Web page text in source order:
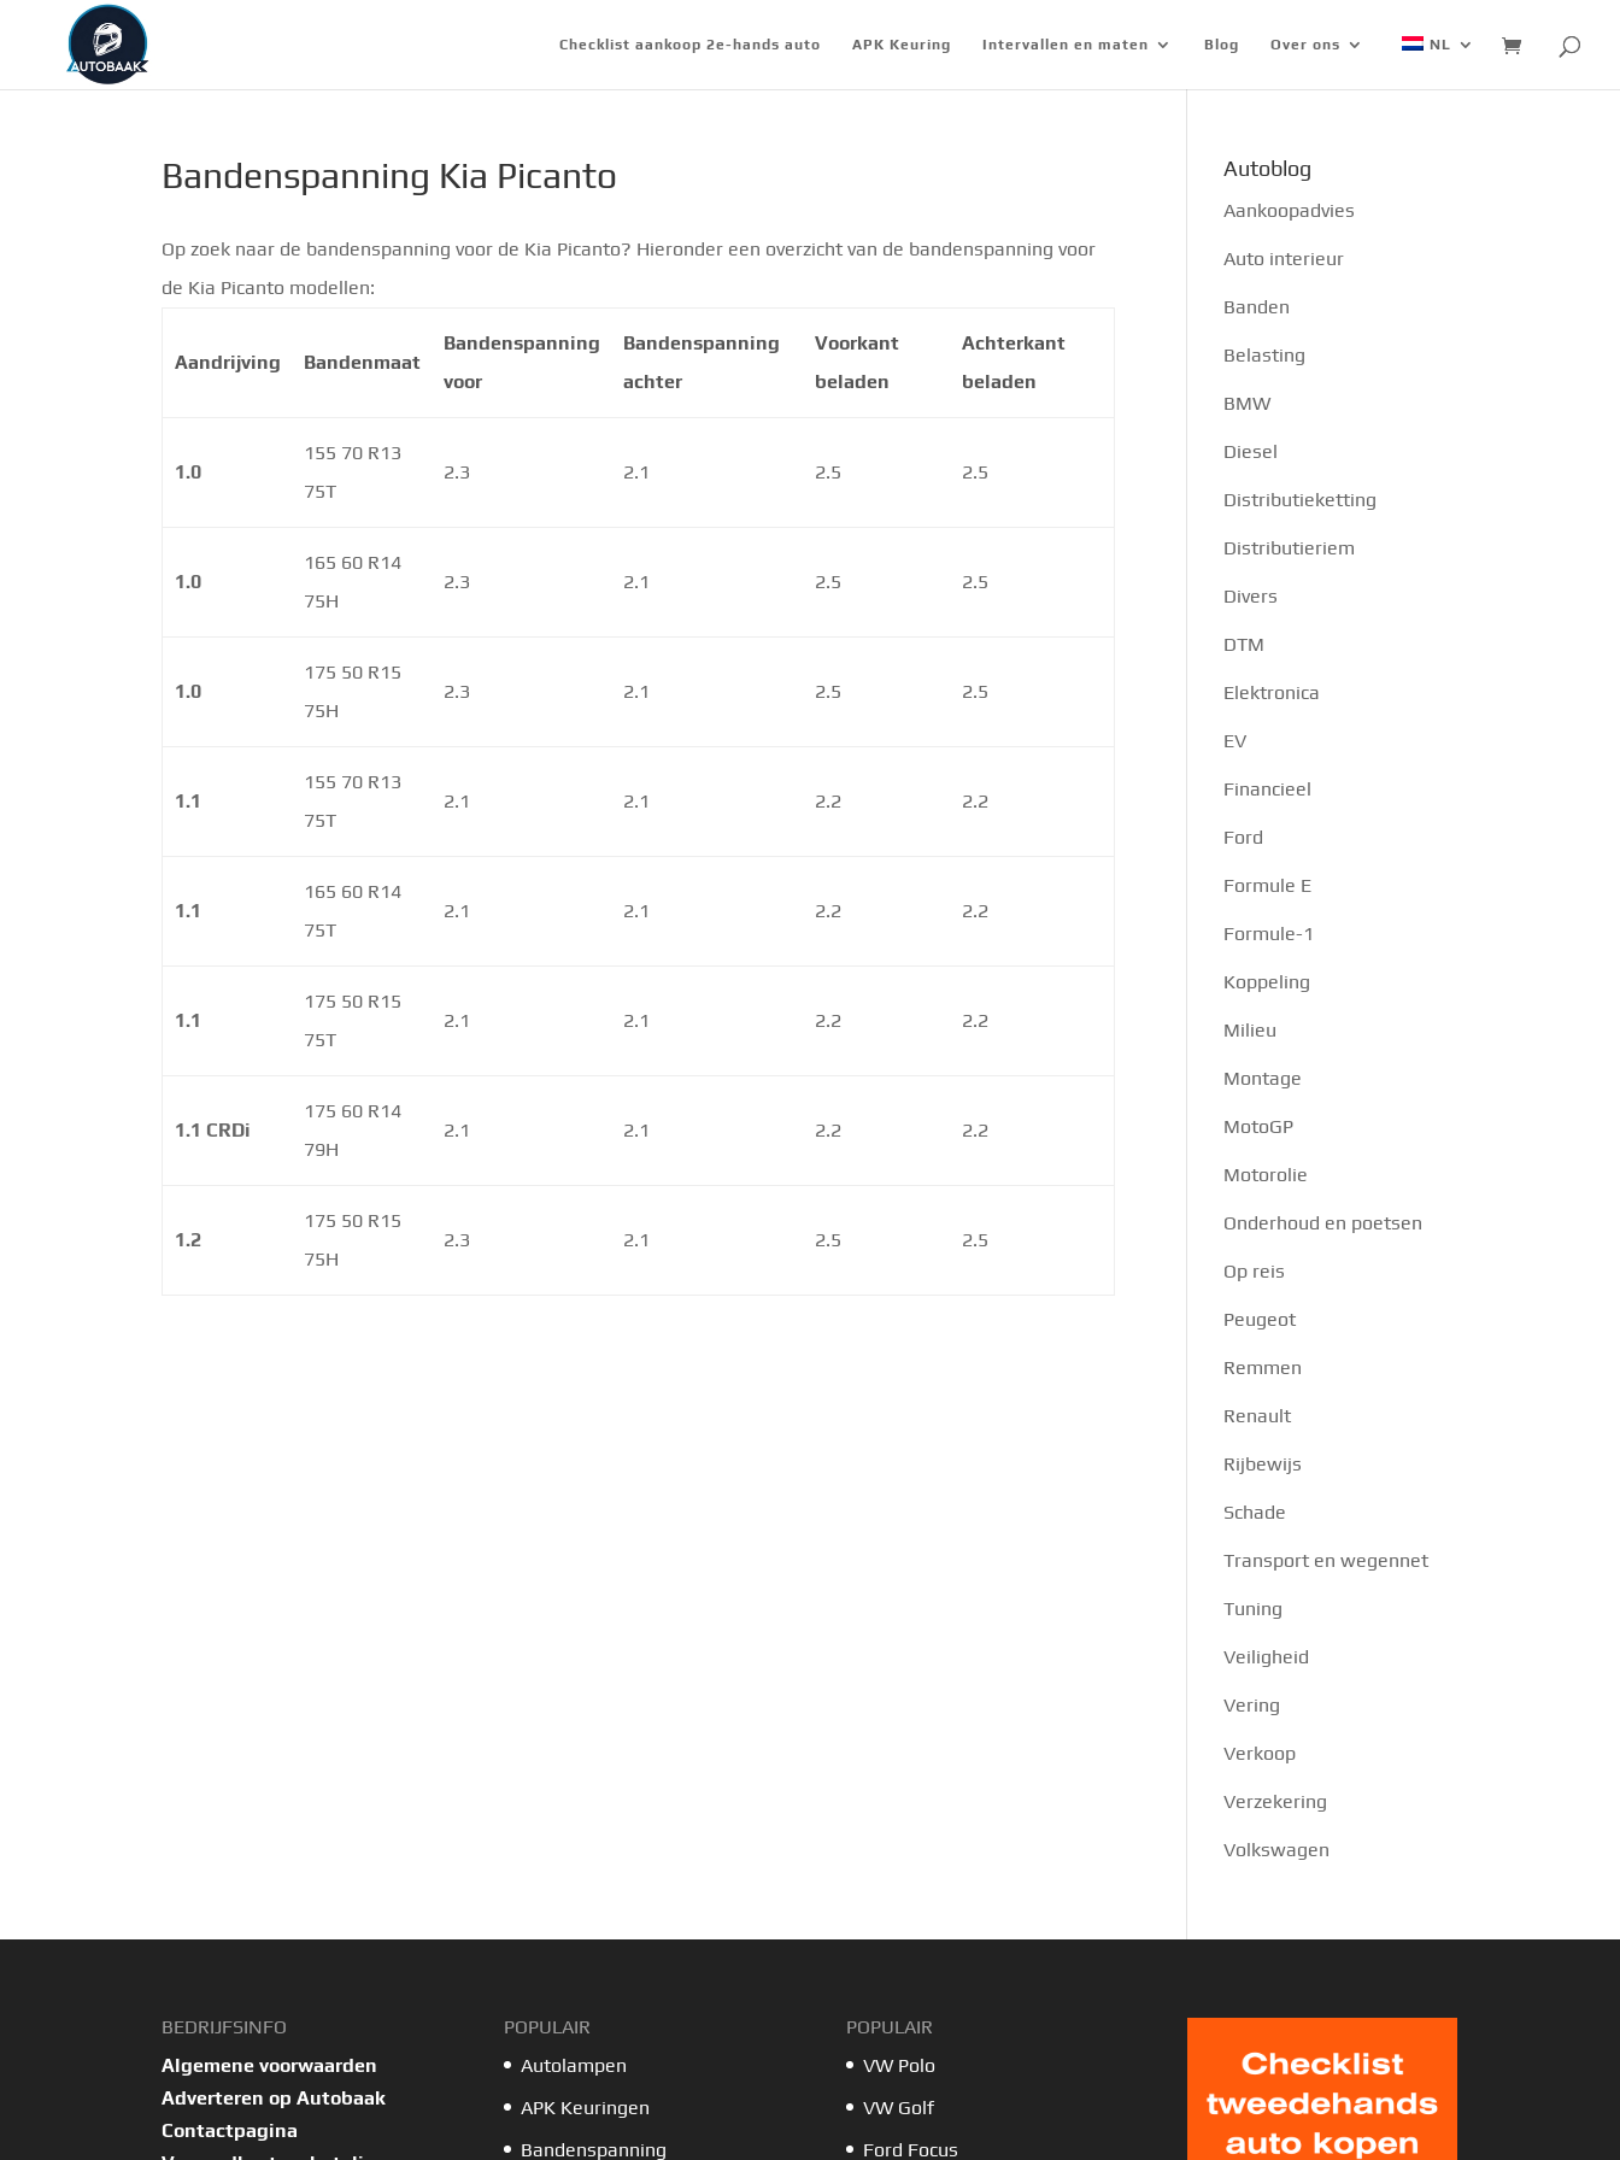
Checklist aankoop 2e-hands auto APK Keuring Intervallen en maten Blog Over ons NL
Bandenspanning Kia Picanto
Op zoek naar de bandenspanning voor de Kia Picanto? Hieronder een overzicht van de bandenspanning voor
de Kia Picanto modellen:
Aandrijving Bandenmaat
Bandenspanning
voor
Bandenspanning
achter
Voorkant
beladen
Achterkant
beladen
1.0
155 70 R13
75T
2.3 2.1 2.5 2.5
1.0
165 60 R14
75H
2.3 2.1 2.5 2.5
1.0
175 50 R15
75H
2.3 2.1 2.5 2.5
1.1
155 70 R13
75T
2.1 2.1 2.2 2.2
1.1
165 60 R14
75T
2.1 2.1 2.2 2.2
1.1
175 50 R15
75T
2.1 2.1 2.2 2.2
1.1 CRDi
175 60 R14
79H
2.1 2.1 2.2 2.2
1.2
175 50 R15
75H
2.3 2.1 2.5 2.5
Autoblog
Aankoopadvies
Auto interieur
Banden
Belasting
BMW
Diesel
Distributieketting
Distributieriem
Divers
DTM
Elektronica
EV
Financieel
Ford
Formule E
Formule-1
Koppeling
Milieu
Montage
MotoGP
Motorolie
Onderhoud en poetsen
Op reis
Peugeot
Remmen
Renault
Rijbewijs
Schade
Transport en wegennet
Tuning
Veiligheid
Vering
Verkoop
Verzekering
Volkswagen
BEDRIJFSINFO
Algemene voorwaarden
Adverteren op Autobaak
Contactpagina
POPULAIR
Autolampen
APK Keuringen
Bandenspanning
POPULAIR
VW Polo
VW Golf
Ford Focus